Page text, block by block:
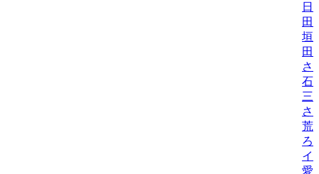
日
田
垣
田
さ
石
三
さ
荒
ろ
イ
愛